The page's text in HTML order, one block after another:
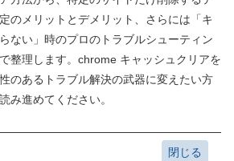
のメリットとデメリット、さらには「キ
ない」時のプロのトラブルシューティン
整理します。chrome キャッシュクリアを
のあるトラブル解決の武器に変えたい方
み進めてください。